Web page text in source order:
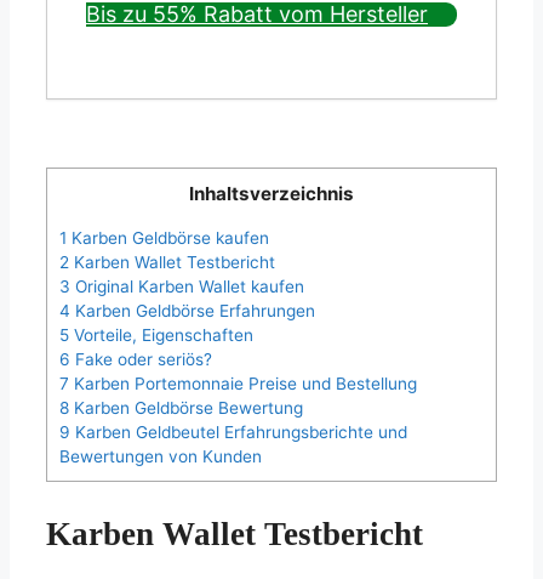
Bis zu 55% Rabatt vom Hersteller
Inhaltsverzeichnis
1 Karben Geldbörse kaufen
2 Karben Wallet Testbericht
3 Original Karben Wallet kaufen
4 Karben Geldbörse Erfahrungen
5 Vorteile, Eigenschaften
6 Fake oder seriös?
7 Karben Portemonnaie Preise und Bestellung
8 Karben Geldbörse Bewertung
9 Karben Geldbeutel Erfahrungsberichte und
Bewertungen von Kunden
Karben Wallet Testbericht